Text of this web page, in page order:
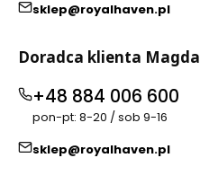
sklep@royalhaven.pl
Doradca klienta Magda
+48 884 006 600
pon-pt: 8-20 / sob 9-16
sklep@royalhaven.pl